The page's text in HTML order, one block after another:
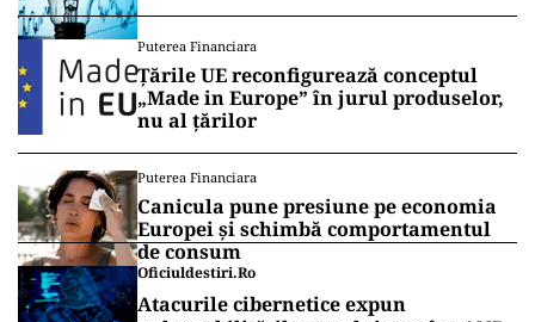
Puterea Financiara
Țările UE reconfigurează conceptul
„Made in Europe” în jurul produselor,
nu al țărilor
Puterea Financiara
Canicula pune presiune pe economia
Europei și schimbă comportamentul
de consum
Oficiuldestiri.ro
Atacurile cibernetice expun